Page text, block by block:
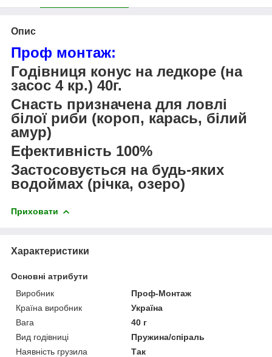
Опис
Проф монтаж:
Годівниця конус на ледкоре (на
засос 4 кр.) 40г.
Снасть призначена для ловлі
білої риби (короп, карась, білий
амур)
Ефективність 100%
Застосовується на будь-яких
водоймах (річка, озеро)
Приховати
Характеристики
Основні атрибути
Виробник
Проф-Монтаж
Країна виробник
Україна
Вага
40 г
Вид годівниці
Пружина/спіраль
Наявність грузила
Так